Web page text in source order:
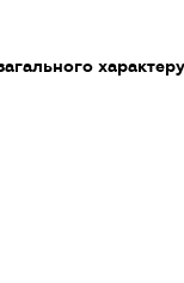
характеру